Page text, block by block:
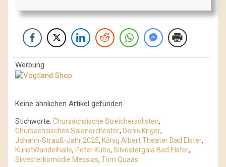
Werbung
Keine ähnlichen Artikel gefunden.
Stichworte: Chursächsische Streichersolisten,
Chursächsisches Salonorchester, Denis Kriger,
Johann-Strauß-Jahr 2025, König Albert Theater Bad Elster,
KunstWandelhalle, Peter Kube, Silvestergala Bad Elster,
Silvesterkomödie Messias, Tom Quaas